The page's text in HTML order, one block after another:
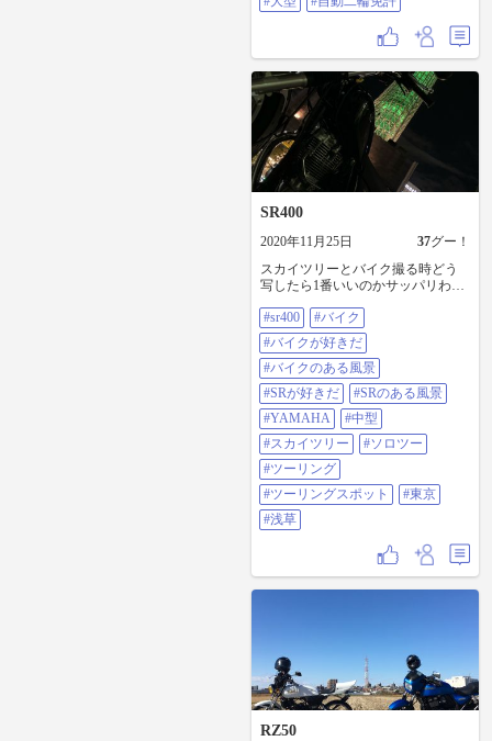
SR400
2020年11月25日 37グー！
スカイツリーとバイク撮る時どう
写したら1番いいのかサッパリわか
す！！！笑 #SR400#バイク#バイク
が好きだ#バイクのある風景#SRが
好きだ#SRのある風景#YAMAHA#
中型#スカイツリー#ソロツー#ツー
リング#ツーリングスポット#東京#
浅草
#sr400
#バイク
#バイクが好きだ
#バイクのある風景
#SRが好きだ
#SRのある風景
#YAMAHA
#中型
#スカイツリー
#ソロツー
#ツーリング
#ツーリングスポット
#東京
#浅草
RZ50